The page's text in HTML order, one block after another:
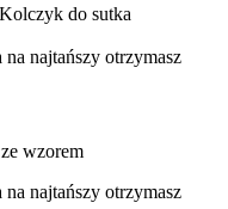
Kolczyk do sutka
na najtańszy otrzymasz
na najtańszy otrzymasz